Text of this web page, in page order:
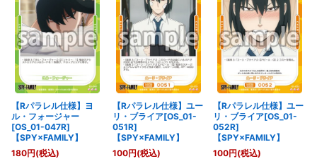
【Rパラレル仕様】ヨ
ル・フォージャー
[OS_01-047R]
【SPY×FAMILY】
180円(税込)
【Rパラレル仕様】ユー
リ・ブライア[OS_01-
051R]
【SPY×FAMILY】
100円(税込)
【Rパラレル仕様】ユー
リ・ブライア[OS_01-
052R]
【SPY×FAMILY】
100円(税込)